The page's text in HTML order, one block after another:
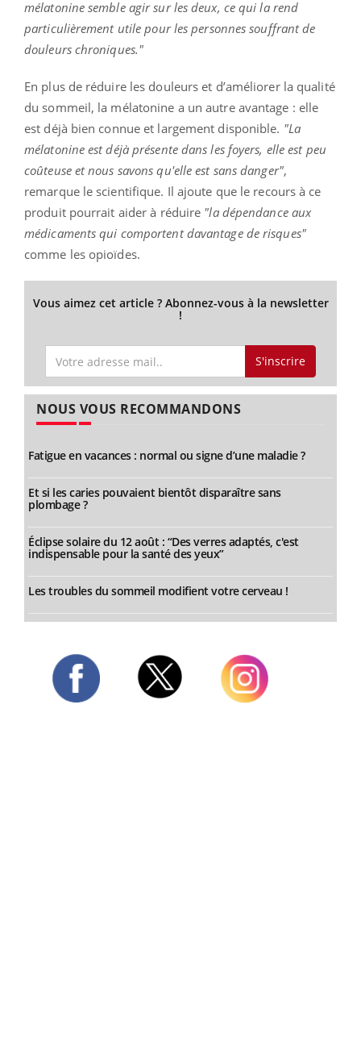
mélatonine semble agir sur les deux, ce qui la rend
particulièrement utile pour les personnes souffrant de
douleurs chroniques."
En plus de réduire les douleurs et d’améliorer la qualité
du sommeil, la mélatonine a un autre avantage : elle
est déjà bien connue et largement disponible. "La
mélatonine est déjà présente dans les foyers, elle est peu
coûteuse et nous savons qu'elle est sans danger",
remarque le scientifique. Il ajoute que le recours à ce
produit pourrait aider à réduire "la dépendance aux
médicaments qui comportent davantage de risques"
comme les opioïdes.
Vous aimez cet article ? Abonnez-vous à la newsletter
!
S'inscrire
NOUS VOUS RECOMMANDONS
Fatigue en vacances : normal ou signe d’une maladie ?
Et si les caries pouvaient bientôt disparaître sans
plombage ?
Éclipse solaire du 12 août : “Des verres adaptés, c'est
indispensable pour la santé des yeux”
Les troubles du sommeil modifient votre cerveau !